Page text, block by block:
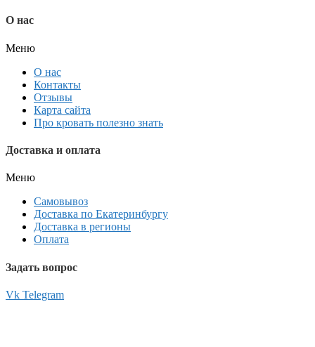
О нас
Меню
О нас
Контакты
Отзывы
Карта сайта
Про кровать полезно знать
Доставка и оплата
Меню
Самовывоз
Доставка по Екатеринбургу
Доставка в регионы
Оплата
Задать вопрос
Vk Telegram